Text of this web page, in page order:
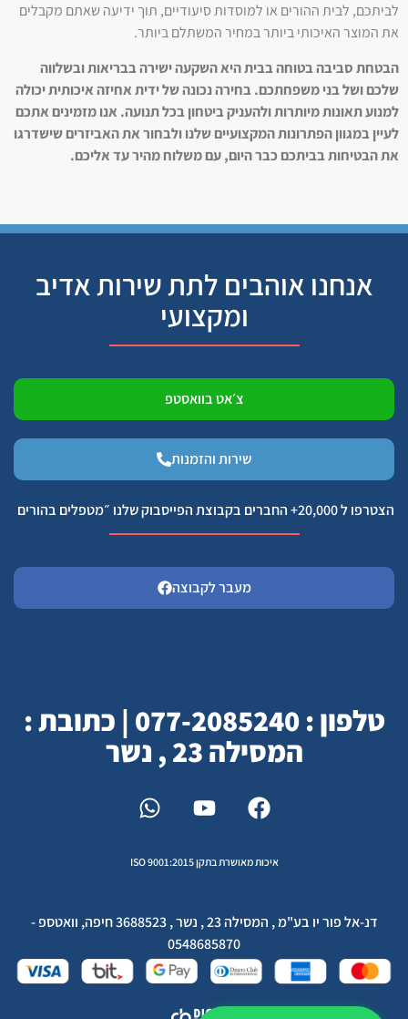
לביתכם, לבית ההורים או למוסדות סיעודיים, תוך ידיעה שאתם מקבלים
את המוצר האיכותי ביותר במחיר המשתלם ביותר.
הבטחת סביבה בטוחה בבית היא השקעה ישירה בבריאות ובשלווה
שלכם ושל בני משפחתכם. בחירה נכונה של ידית אחיזה איכותית יכולה
למנוע תאונות מיותרות ולהעניק ביטחון בכל תנועה. אנו מזמינים אתכם
לעיין במגוון הפתרונות המקצועיים שלנו ולבחור את האביזרים שישדרגו
את הבטיחות בביתכם כבר היום, עם משלוח מהיר עד אליכם.
אנחנו אוהבים לתת שירות אדיב
ומקצועי
צ׳אט בוואסטפ
שירות והזמנות
הצטרפו ל 20,000+ החברים בקבוצת הפייסבוק שלנו ״מטפלים בהורים
מעבר לקבוצה
טלפון : 077-2085240 | כתובת :
המסילה 23 , נשר
איכות מאושרת בתקן ISO 9001:2015
דנ-אל פור יו בע"מ , המסילה 23 , נשר , 3688523 חיפה, וואטספ -
0548685870